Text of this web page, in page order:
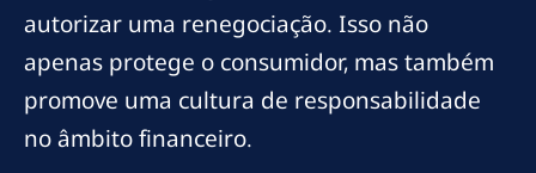
autorizar uma renegociação. Isso não
apenas protege o consumidor, mas também
promove uma cultura de responsabilidade
no âmbito financeiro.